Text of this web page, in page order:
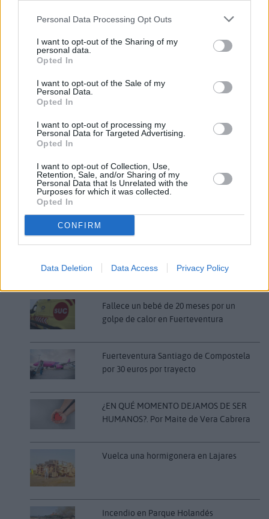
Personal Data Processing Opt Outs
I want to opt-out of the Sharing of my
personal data.
Opted In
I want to opt-out of the Sale of my
Personal Data.
Opted In
I want to opt-out of processing my
Personal Data for Targeted Advertising.
Opted In
I want to opt-out of Collection, Use,
Retention, Sale, and/or Sharing of my
Personal Data that Is Unrelated with the
Purposes for which it was collected.
Opted In
CONFIRM
Data Deletion Data Access Privacy Policy
horas y de 17:00 a 21:00 horas. En Gran Canaria, la
huelga se iniciará los días 17 y 18 de septiembre,
con el mismo régimen de paros intermitentes.
El Comité de Huelga y FSC-CCOO reafirman su
disposición a retomar el diálogo con la
representación empresarial, directamente o a
de alcanzar un acuerdo que garantice derechos y
ponga fin al conflicto.
Comentarios (0)
Fallece un bebé de 20 meses por un
golpe de calor en Fuerteventura
Fuerteventura Santiago de Compostela
por 30 euros por trayecto
¿EN QUÉ MOMENTO DEJAMOS DE SER
HUMANOS?. Por Maite de Vera Cabrera
Vuelca una hormigonera en Lajares
Incendio en Parque Holandés